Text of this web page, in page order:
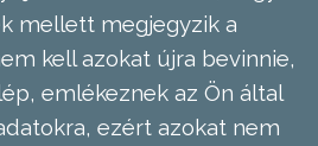
mellett megjegyzik a
kell azokat újra bevinnie,
emlékeznek az Ön által
ezért azokat nem